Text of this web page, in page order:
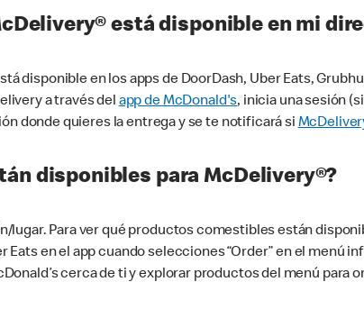
está disponible en mi
disponible en los apps de DoorDash, Uber Eats,
a través del app de McDonald's, inicia una sesión
donde quieres la entrega y se te notificará si
disponibles para McDelivery®?
lugar. Para ver qué productos comestibles están
en el app cuando selecciones “Order” en el menú
cerca de ti y explorar productos del menú para